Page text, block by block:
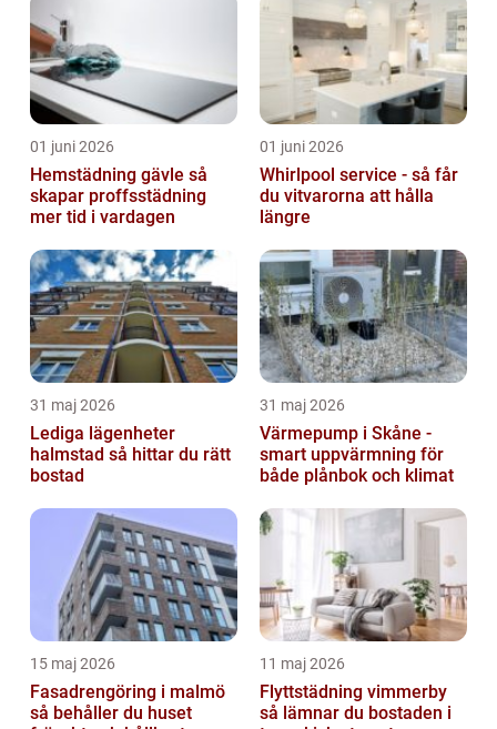
01 juni 2026
Hemstädning gävle så
skapar proffsstädning
mer tid i vardagen
01 juni 2026
Whirlpool service - så får
du vitvarorna att hålla
längre
31 maj 2026
Lediga lägenheter
halmstad så hittar du rätt
bostad
31 maj 2026
Värmepump i Skåne -
smart uppvärmning för
både plånbok och klimat
15 maj 2026
Fasadrengöring i malmö
så behåller du huset
11 maj 2026
Flyttstädning vimmerby
så lämnar du bostaden i